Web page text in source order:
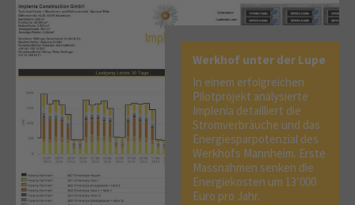
Werkhof unter der Lupe
In einem erfolgreichen
Pilotprojekt analysierte
Implenia detailliert die
Stromverbräuche und das
Energiesparpotenzial des
Werkhofs Mannheim. Erste
Massnahmen senken die
Energiekosten um 13’000
Euro pro Jahr.